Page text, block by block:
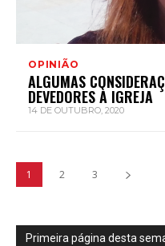
OPINIÃO
ALGUMAS
DEVEDORES À IGREJA
14 DE OUTUBRO, 2020
1 2 3
Primeira página desta